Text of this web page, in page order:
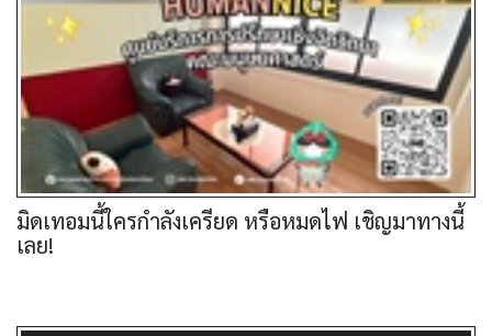
มิดเทอมนี้ใครกำลังเครียด หรือหมดไฟ เชิญมาทางนี้
เลย!